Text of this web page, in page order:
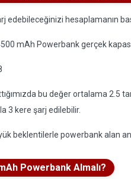
edebileceğinizi hesaplamanın
mAh Powerbank gerçek
bu değer ortalama
3 kere şarj edilebilir.
beklentilerle powerbank alan
Powerbank Almalı?